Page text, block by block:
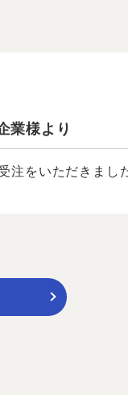
業様より
注をいただきまし